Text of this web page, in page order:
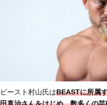
ビースト村山氏はBEASTに所属